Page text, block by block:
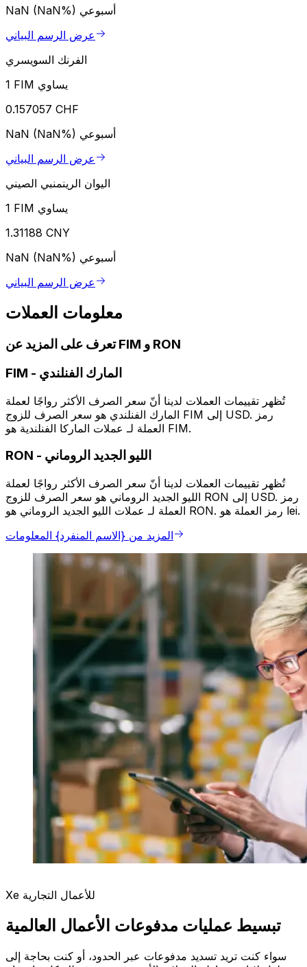
NaN (NaN%) أسبوعي
عرض الرسم البياني
الفرنك السويسري
1 FIM يساوي
0.157057 CHF
NaN (NaN%) أسبوعي
عرض الرسم البياني
اليوان الرينمنبي الصيني
1 FIM يساوي
1.31188 CNY
NaN (NaN%) أسبوعي
عرض الرسم البياني
معلومات العملات
تعرف على المزيد عن FIM و RON
FIM - المارك الفنلندي
تُظهر تقييمات العملات لدينا أنّ سعر الصرف الأكثر رواجًا لعملة
المارك الفنلندي هو سعر الصرف للزوج FIM إلى USD. رمز
العملة لـ عملات الماركا الفنلندية هو FIM.
RON - الليو الجديد الروماني
تُظهر تقييمات العملات لدينا أنّ سعر الصرف الأكثر رواجًا لعملة
الليو الجديد الروماني هو سعر الصرف للزوج RON إلى USD. رمز
العملة لـ عملات الليو الجديد الروماني هو RON. رمز العملة هو lei.
المزيد من {الاسم المنفرد} المعلومات